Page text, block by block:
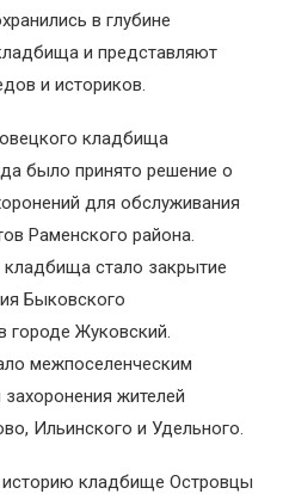
в глубине
и представляют
и историков.
кладбища
было принято решение о
для обслуживания
Раменского района.
стало закрытие
Быковского
городе Жуковский.
межпоселенческим
жителей
Ильинского и Удельного.
кладбище Островцы